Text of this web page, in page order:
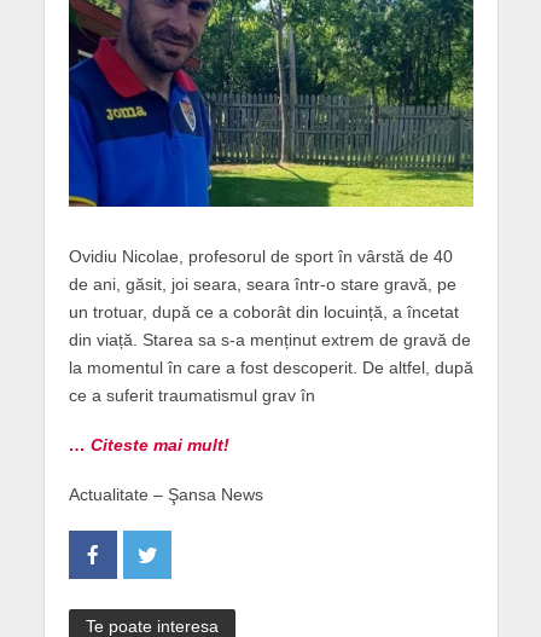
Ovidiu Nicolae, profesorul de sport în vârstă de 40
de ani, găsit, joi seara, seara într-o stare gravă, pe
un trotuar, după ce a coborât din locuință, a încetat
din viață. Starea sa s-a menținut extrem de gravă de
la momentul în care a fost descoperit. De altfel, după
ce a suferit traumatismul grav în
… Citeste mai mult!
Actualitate – Şansa News
Te poate interesa